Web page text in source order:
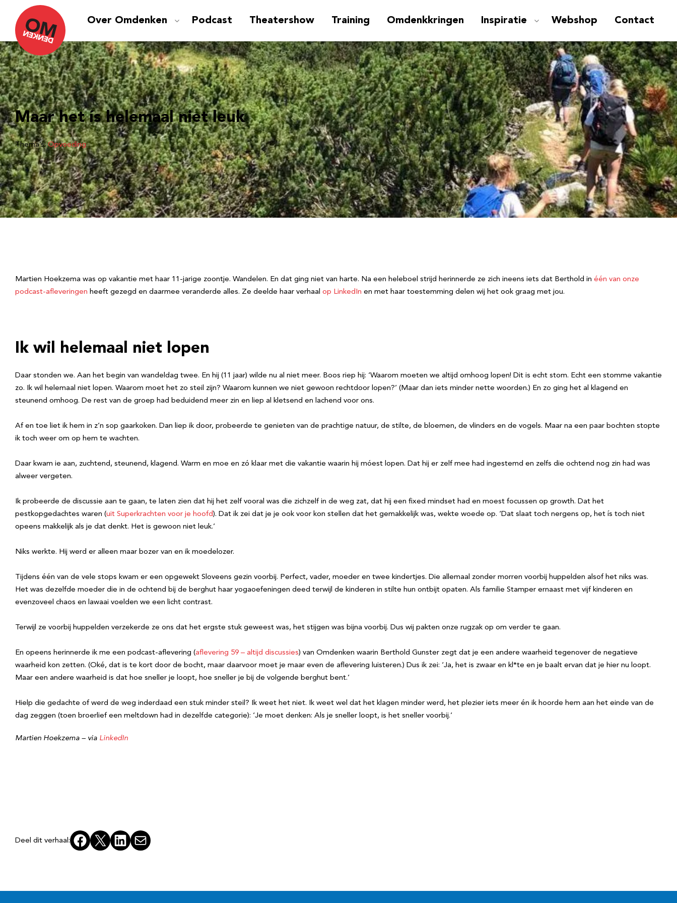
Over Omdenken Podcast Theatershow Training Omdenkkringen Inspiratie Webshop Contact
Maar het ís helemaal niet leuk
Thema’s:Opvoeding
Martien Hoekzema was op vakantie met haar 11-jarige zoontje. Wandelen. En dat ging niet van harte. Na een heleboel strijd herinnerde ze zich ineens iets dat Berthold in één van onze
podcast-afleveringen heeft gezegd en daarmee veranderde alles. Ze deelde haar verhaal op LinkedIn en met haar toestemming delen wij het ook graag met jou.
Ik wil helemaal niet lopen
Daar stonden we. Aan het begin van wandeldag twee. En hij (11 jaar) wilde nu al niet meer. Boos riep hij: ‘Waarom moeten we altijd omhoog lopen! Dit is echt stom. Echt een stomme vakantie
zo. Ik wil helemaal niet lopen. Waarom moet het zo steil zijn? Waarom kunnen we niet gewoon rechtdoor lopen?’ (Maar dan iets minder nette woorden.) En zo ging het al klagend en
steunend omhoog. De rest van de groep had beduidend meer zin en liep al kletsend en lachend voor ons.
Af en toe liet ik hem in z’n sop gaarkoken. Dan liep ik door, probeerde te genieten van de prachtige natuur, de stilte, de bloemen, de vlinders en de vogels. Maar na een paar bochten stopte
ik toch weer om op hem te wachten.
Daar kwam ie aan, zuchtend, steunend, klagend. Warm en moe en zó klaar met die vakantie waarin hij móest lopen. Dat hij er zelf mee had ingestemd en zelfs die ochtend nog zin had was
alweer vergeten.
Ik probeerde de discussie aan te gaan, te laten zien dat hij het zelf vooral was die zichzelf in de weg zat, dat hij een fixed mindset had en moest focussen op growth. Dat het
pestkopgedachtes waren (uit Superkrachten voor je hoofd). Dat ik zei dat je je ook voor kon stellen dat het gemakkelijk was, wekte woede op. ‘Dat slaat toch nergens op, het ís toch niet
opeens makkelijk als je dat denkt. Het is gewoon niet leuk.’
Niks werkte. Hij werd er alleen maar bozer van en ik moedelozer.
Tijdens één van de vele stops kwam er een opgewekt Sloveens gezin voorbij. Perfect, vader, moeder en twee kindertjes. Die allemaal zonder morren voorbij huppelden alsof het niks was.
Het was dezelfde moeder die in de ochtend bij de berghut haar yogaoefeningen deed terwijl de kinderen in stilte hun ontbijt opaten. Als familie Stamper ernaast met vijf kinderen en
evenzoveel chaos en lawaai voelden we een licht contrast.
Terwijl ze voorbij huppelden verzekerde ze ons dat het ergste stuk geweest was, het stijgen was bijna voorbij. Dus wij pakten onze rugzak op om verder te gaan.
En opeens herinnerde ik me een podcast-aflevering (aflevering 59 – altijd discussies) van Omdenken waarin Berthold Gunster zegt dat je een andere waarheid tegenover de negatieve
waarheid kon zetten. (Oké, dat is te kort door de bocht, maar daarvoor moet je maar even de aflevering luisteren.) Dus ik zei: ‘Ja, het is zwaar en kl*te en je baalt ervan dat je hier nu loopt.
Maar een andere waarheid is dat hoe sneller je loopt, hoe sneller je bij de volgende berghut bent.’
Hielp die gedachte of werd de weg inderdaad een stuk minder steil? Ik weet het niet. Ik weet wel dat het klagen minder werd, het plezier iets meer én ik hoorde hem aan het einde van de
dag zeggen (toen broerlief een meltdown had in dezelfde categorie): ‘Je moet denken: Als je sneller loopt, is het sneller voorbij.’
Martien Hoekzema – via LinkedIn
Deel dit verhaal: Facebook
X LinkedInE-mail